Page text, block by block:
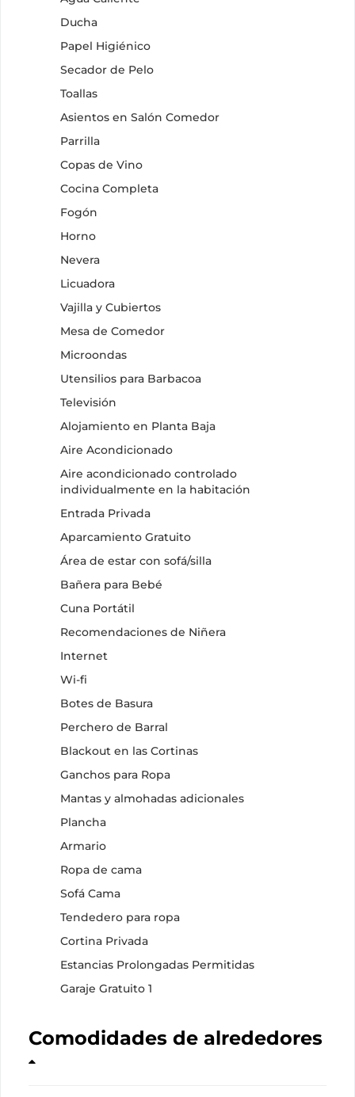
Ducha
Papel Higiénico
Secador de Pelo
Toallas
Asientos en Salón Comedor
Parrilla
Copas de Vino
Cocina Completa
Fogón
Horno
Nevera
Licuadora
Vajilla y Cubiertos
Mesa de Comedor
Microondas
Utensilios para Barbacoa
Televisión
Alojamiento en Planta Baja
Aire Acondicionado
Aire acondicionado controlado
individualmente en la habitación
Entrada Privada
Aparcamiento Gratuito
Área de estar con sofá/silla
Bañera para Bebé
Cuna Portátil
Recomendaciones de Niñera
Internet
Wi-fi
Botes de Basura
Perchero de Barral
Blackout en las Cortinas
Ganchos para Ropa
Mantas y almohadas adicionales
Plancha
Armario
Ropa de cama
Sofá Cama
Tendedero para ropa
Cortina Privada
Estancias Prolongadas Permitidas
Garaje Gratuito 1
Comodidades de alrededores